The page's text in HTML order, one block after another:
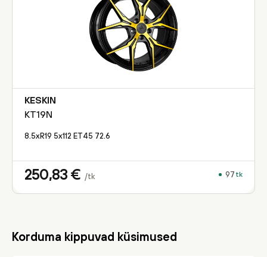
KESKIN
KT19N
8.5xR19 5x112 ET45 72.6
250,83 € /tk 97 tk
Korduma kippuvad küsimused